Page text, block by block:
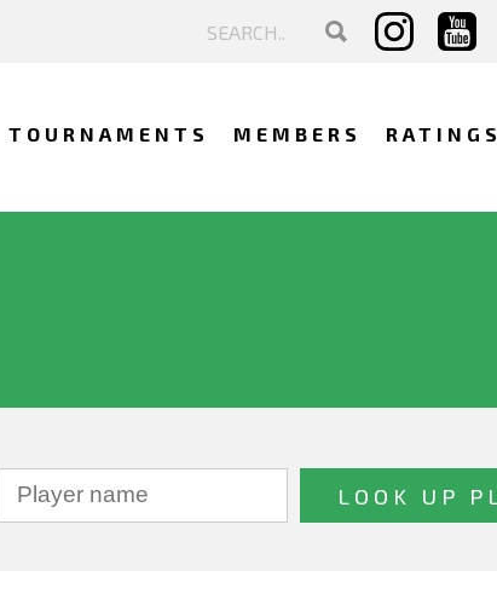
TOURNAMENTS MEMBERS RATINGS